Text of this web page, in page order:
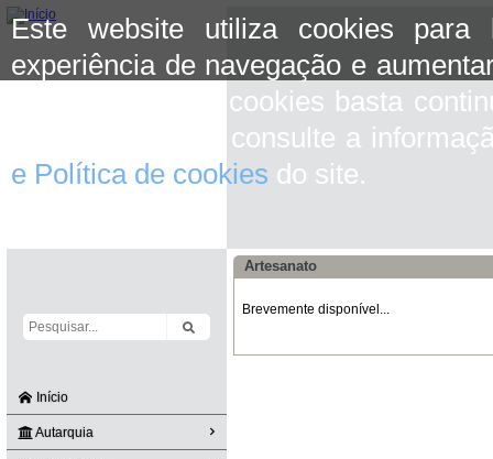
Este website utiliza cookies para
experiência de navegação e
aceitar o uso de cookies basta
mais informação consulte a
e Política de cookies do site.
Início
Autarquia
Artesanato
Brevemente disponível...